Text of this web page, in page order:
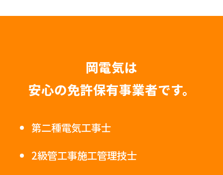
岡電気は
安心の免許保有事業者です。
第二種電気工事士
2級管工事施工管理技士